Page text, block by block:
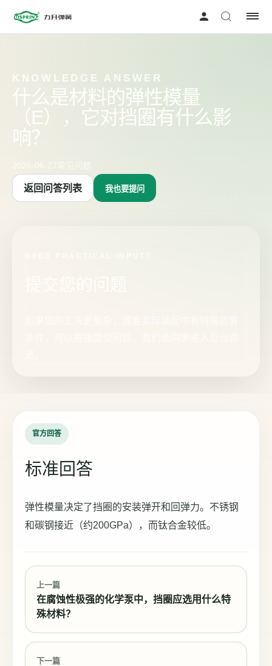
KNOWLEDGE ANSWER
什么是材料的弹性模量
（E），它对挡圈有什么影
响？
返回问答列表 我也要提问
官方回答
标准回答
弹性模量决定了挡圈的安装弹开和回弹力。不锈钢
和碳钢接近（约200GPa），而钛合金较低。
上一篇
在腐蚀性极强的化学泵中，挡圈应选用什么特
殊材料？
下一篇